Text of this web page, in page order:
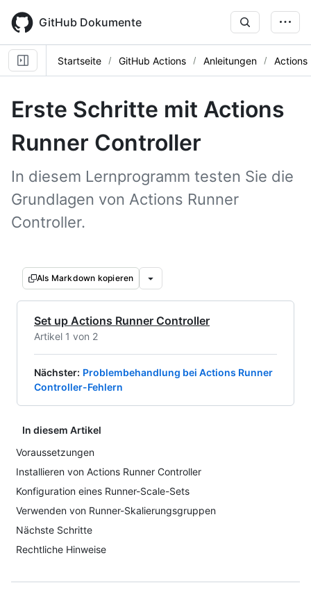
main
content
GitHub Dokumente
Startseite GitHub Actions Anleitungen Actions
Erste Schritte mit Actions
Runner Controller
In diesem Lernprogramm testen Sie die
Grundlagen von Actions Runner
Controller.
Als Markdown kopieren
Set up Actions Runner Controller
Artikel 1 von 2
Nächster: Problembehandlung bei Actions Runner
Controller-Fehlern
In diesem Artikel
Voraussetzungen
Installieren von Actions Runner Controller
Konfiguration eines Runner-Scale-Sets
Verwenden von Runner-Skalierungsgruppen
Nächste Schritte
Rechtliche Hinweise